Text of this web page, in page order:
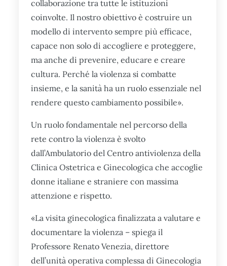
collaborazione tra tutte le istituzioni
coinvolte. Il nostro obiettivo è costruire un
modello di intervento sempre più efficace,
capace non solo di accogliere e proteggere,
ma anche di prevenire, educare e creare
cultura. Perché la violenza si combatte
insieme, e la sanità ha un ruolo essenziale nel
rendere questo cambiamento possibile».
Un ruolo fondamentale nel percorso della
rete contro la violenza è svolto
dall’Ambulatorio del Centro antiviolenza della
Clinica Ostetrica e Ginecologica che accoglie
donne italiane e straniere con massima
attenzione e rispetto.
«La visita ginecologica finalizzata a valutare e
documentare la violenza – spiega il
Professore Renato Venezia, direttore
dell’unità operativa complessa di Ginecologia